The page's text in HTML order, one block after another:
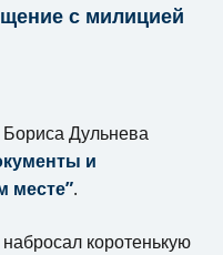
с милицией
Бориса Дульнева
и
месте”.
коротенькую